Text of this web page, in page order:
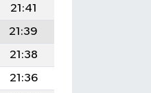
21:41
21:39
21:38
21:36